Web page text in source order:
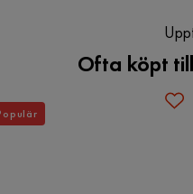
Ofta köpt